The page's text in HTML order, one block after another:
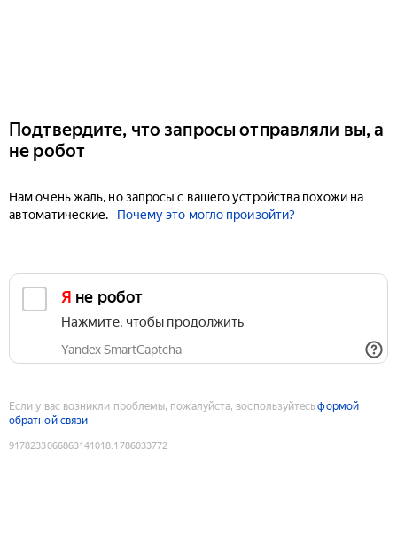
Подтвердите, что запросы отправляли вы, а
не робот
Нам очень жаль, но запросы с вашего устройства похожи на
автоматические.
Почему это могло произойти?
Я не робот
Нажмите, чтобы продолжить
Yandex SmartCaptcha
Если у вас возникли проблемы, пожалуйста, воспользуйтесьформой
обратной связи
9178233066863141018:1786033772